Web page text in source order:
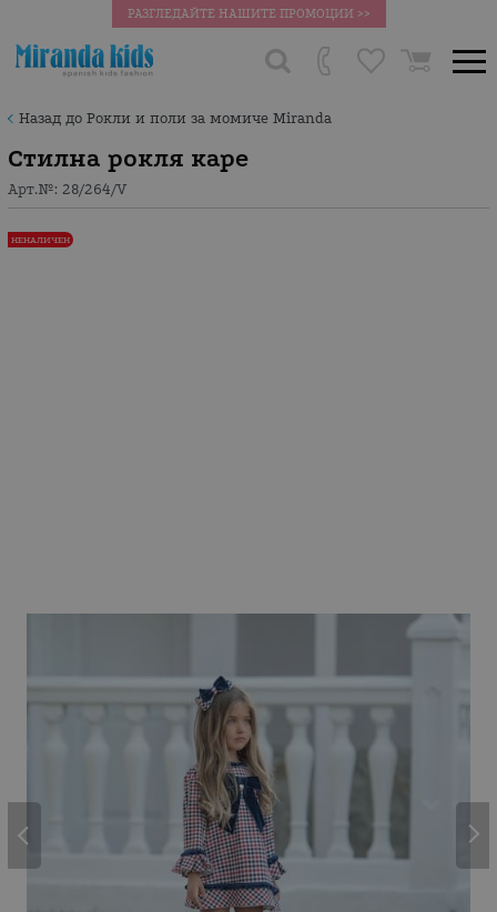
РАЗГЛЕДАЙТЕ НАШИТЕ ПРОМОЦИИ >>
Назад до Рокли и поли за момиче Miranda
Стилна рокля каре
Арт.№: 28/264/V
НЕНАЛИЧЕН